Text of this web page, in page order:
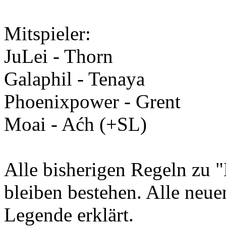
Mitspieler:
JuLei - Thorn
Galaphil - Tenaya
Phoenixpower - Grent
Moai - Aćh (+SL)
Alle bisherigen Regeln zu
bleiben bestehen. Alle
Legende erklärt.